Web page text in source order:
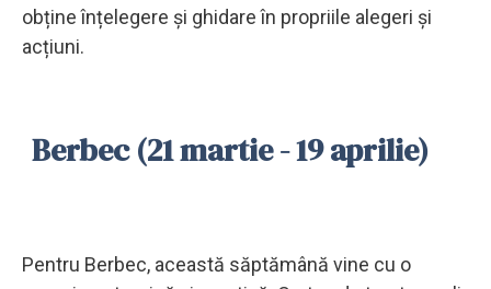
obține înțelegere și ghidare în propriile alegeri și
acțiuni.
Berbec (21 martie - 19 aprilie)
Pentru Berbec, această săptămână vine cu o